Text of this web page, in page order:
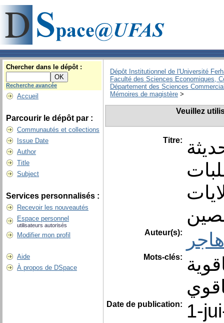
Chercher dans le dépôt :
Recherche avancée
Accueil
Parcourir le dépôt par :
Communautés et collections
Issue Date
Author
Title
Subject
Services personnalisés :
Recevoir les nouveautés
Espace personnel
utilisateurs autorisés
Modifier mon profil
Aide
À propos de DSpace
Dépôt Institutionnel de l'Université
Faculté des Sciences Economiques,
Département des Sciences
Mémoires de magistère >
Veuillez
Titre:
Auteur(s):
Mots-clés:
Date de publication: 1-